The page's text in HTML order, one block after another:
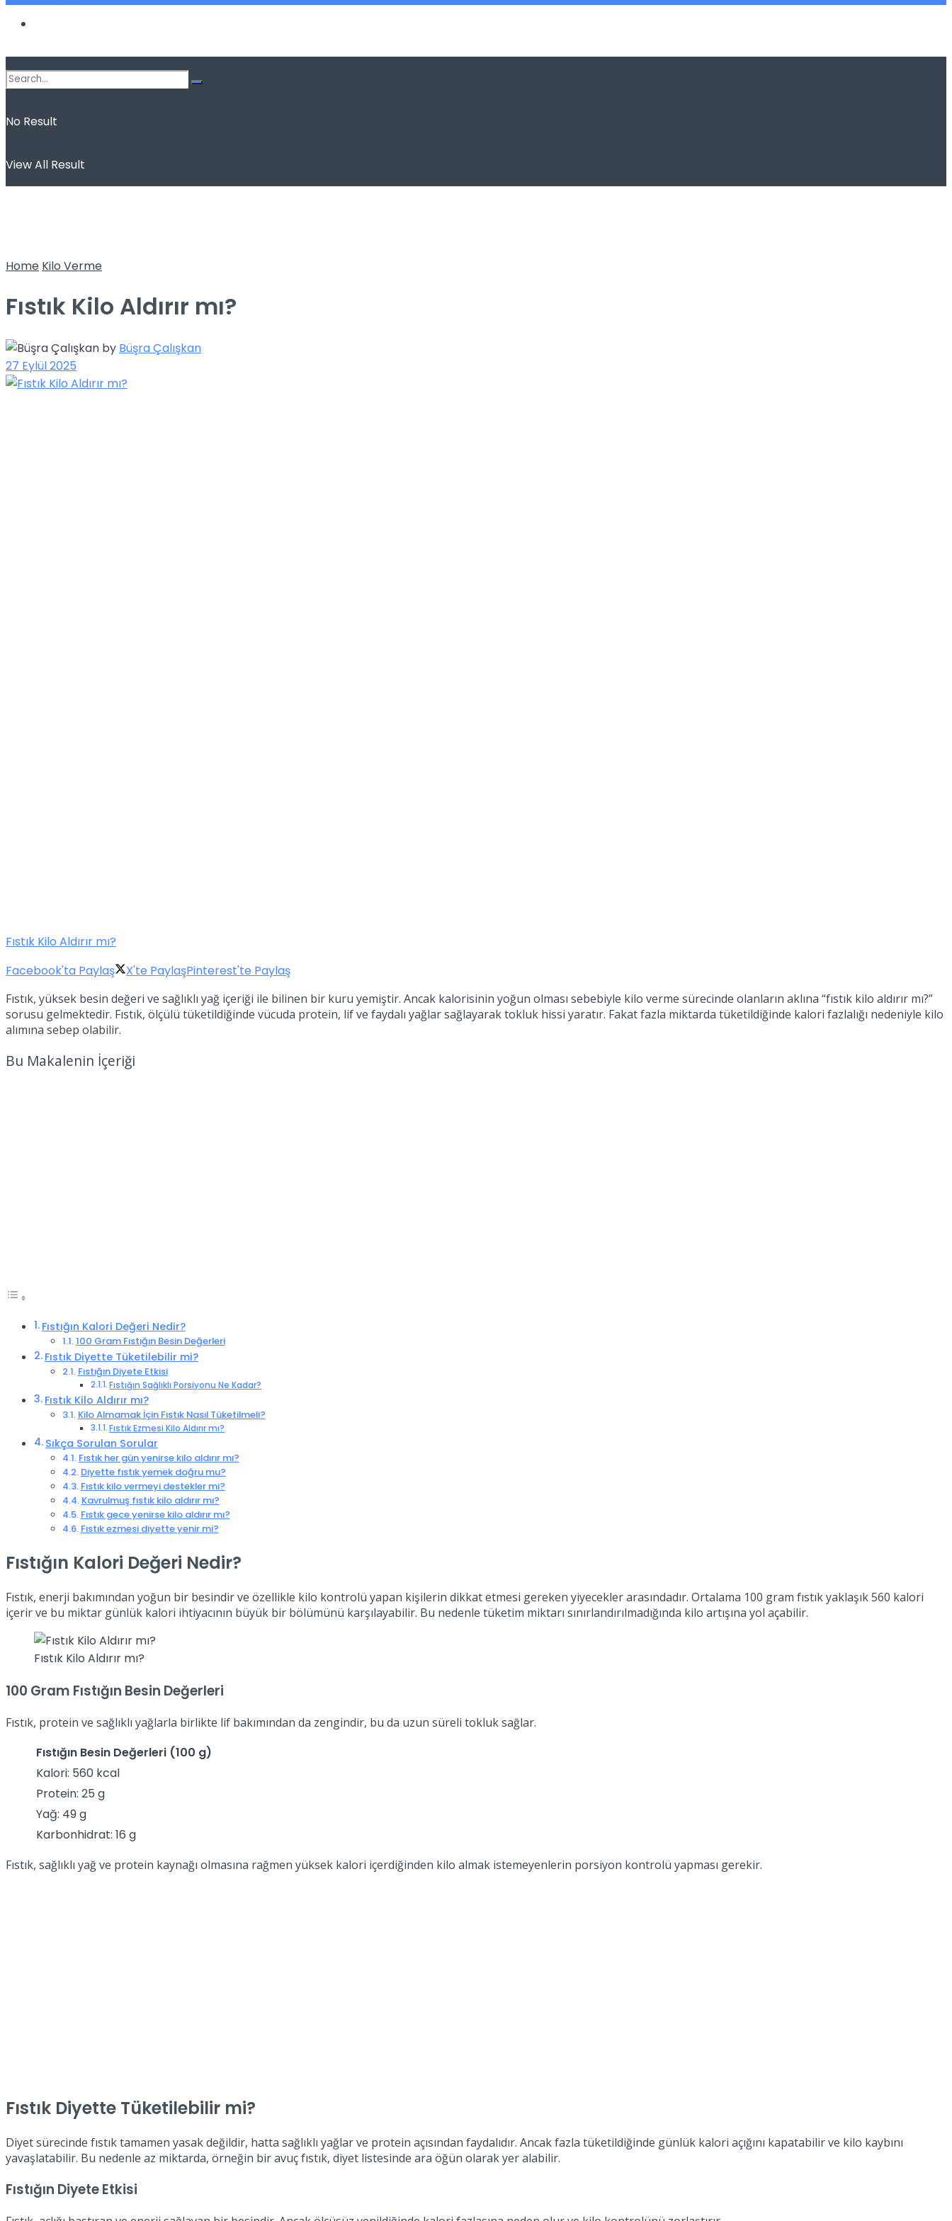
No Result
View All Result
Home Kilo Verme
Fıstık Kilo Aldırır mı?
by Büşra Çalışkan
27 Eylül 2025
Fıstık Kilo Aldırır mı?
Facebook'ta Paylaş
X'te PaylaşPinterest'te Paylaş
Fıstık, yüksek besin değeri ve sağlıklı yağ içeriği ile bilinen bir kuru yemiştir. Ancak kalorisinin yoğun olması sebebiyle kilo verme sürecinde olanların aklına “fıstık kilo aldırır mı?”
sorusu gelmektedir. Fıstık, ölçülü tüketildiğinde vücuda protein, lif ve faydalı yağlar sağlayarak tokluk hissi yaratır. Fakat fazla miktarda tüketildiğinde kalori fazlalığı nedeniyle kilo
alımına sebep olabilir.
Bu Makalenin İçeriği
Fıstığın Kalori Değeri Nedir?
100 Gram Fıstığın Besin Değerleri
Fıstık Diyette Tüketilebilir mi?
Fıstığın Diyete Etkisi
Fıstığın Sağlıklı Porsiyonu Ne Kadar?
Fıstık Kilo Aldırır mı?
Kilo Almamak İçin Fıstık Nasıl Tüketilmeli?
Fıstık Ezmesi Kilo Aldırır mı?
Sıkça Sorulan Sorular
Fıstık her gün yenirse kilo aldırır mı?
Diyette fıstık yemek doğru mu?
Fıstık kilo vermeyi destekler mi?
Kavrulmuş fıstık kilo aldırır mı?
Fıstık gece yenirse kilo aldırır mı?
Fıstık ezmesi diyette yenir mi?
Fıstığın Kalori Değeri Nedir?
Fıstık, enerji bakımından yoğun bir besindir ve özellikle kilo kontrolü yapan kişilerin dikkat etmesi gereken yiyecekler arasındadır. Ortalama 100 gram fıstık yaklaşık 560 kalori
içerir ve bu miktar günlük kalori ihtiyacının büyük bir bölümünü karşılayabilir. Bu nedenle tüketim miktarı sınırlandırılmadığında kilo artışına yol açabilir.
Fıstık Kilo Aldırır mı?
100 Gram Fıstığın Besin Değerleri
Fıstık, protein ve sağlıklı yağlarla birlikte lif bakımından da zengindir, bu da uzun süreli tokluk sağlar.
Fıstığın Besin Değerleri (100 g)
Kalori: 560 kcal
Protein: 25 g
Yağ: 49 g
Karbonhidrat: 16 g
Fıstık, sağlıklı yağ ve protein kaynağı olmasına rağmen yüksek kalori içerdiğinden kilo almak istemeyenlerin porsiyon kontrolü yapması gerekir.
Fıstık Diyette Tüketilebilir mi?
Diyet sürecinde fıstık tamamen yasak değildir, hatta sağlıklı yağlar ve protein açısından faydalıdır. Ancak fazla tüketildiğinde günlük kalori açığını kapatabilir ve kilo kaybını
yavaşlatabilir. Bu nedenle az miktarda, örneğin bir avuç fıstık, diyet listesinde ara öğün olarak yer alabilir.
Fıstığın Diyete Etkisi